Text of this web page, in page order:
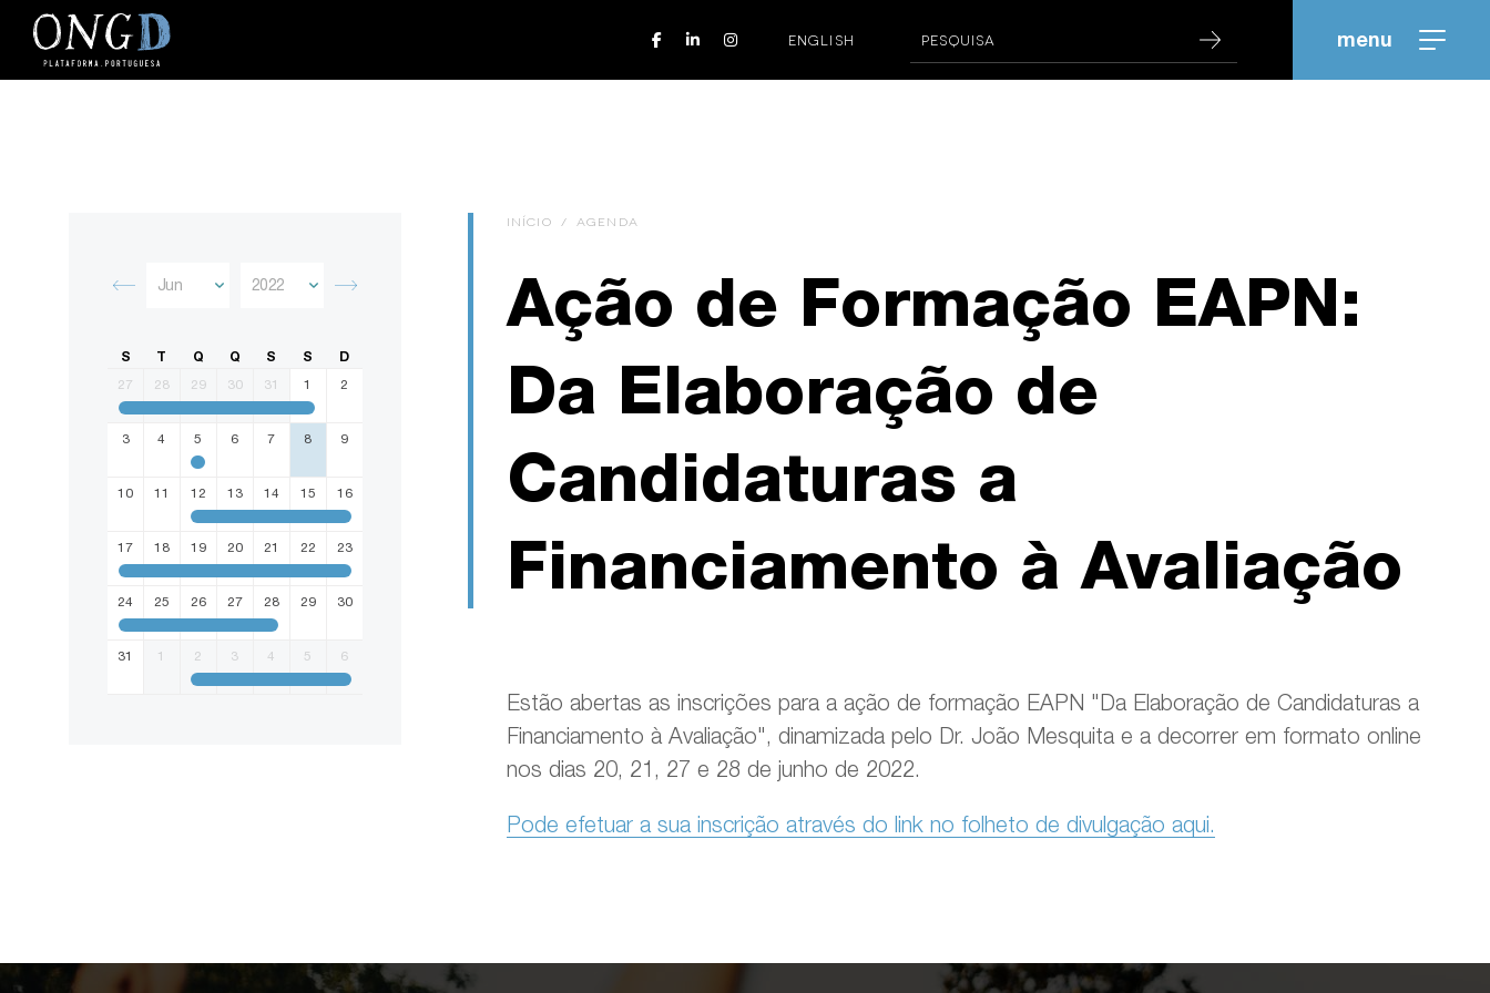
ENGLISH menu
S T Q Q S S D
27 28 29 30 31 1 2
3 4 5 6 7 8 9
10 11 12 13 14 15 16
17 18 19 20 21 22 23
24 25 26 27 28 29 30
31 1 2 3 4 5 6
INÍCIO / AGENDA
Ação de Formação EAPN:
Da Elaboração de
Candidaturas a
Financiamento à Avaliação
Estão abertas as inscrições para a ação de formação EAPN "Da Elaboração de Candidaturas a
Financiamento à Avaliação", dinamizada pelo Dr. João Mesquita e a decorrer em formato online
nos dias 20, 21, 27 e 28 de junho de 2022.
Pode efetuar a sua inscrição através do link no folheto de divulgação aqui.